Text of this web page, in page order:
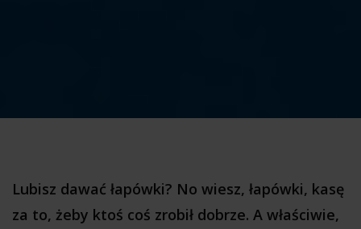
Lubisz dawać łapówki? No wiesz, łapówki, kasę
za to, żeby ktoś coś zrobił dobrze. A właściwie,